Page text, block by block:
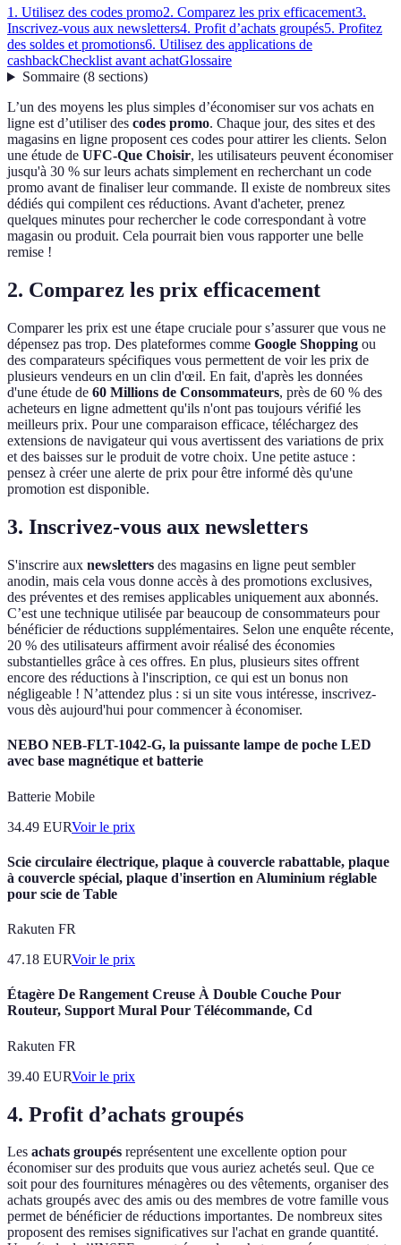
1. Utilisez des codes promo2. Comparez les prix efficacement3.
Inscrivez-vous aux newsletters4. Profit d’achats groupés5. Profitez
des soldes et promotions6. Utilisez des applications de
cashbackChecklist avant achatGlossaire
Sommaire(8 sections)
L’un des moyens les plus simples d’économiser sur vos achats en
ligne est d’utiliser des codes promo. Chaque jour, des sites et des
magasins en ligne proposent ces codes pour attirer les clients. Selon
une étude de UFC-Que Choisir, les utilisateurs peuvent économiser
jusqu'à 30 % sur leurs achats simplement en recherchant un code
promo avant de finaliser leur commande. Il existe de nombreux sites
dédiés qui compilent ces réductions. Avant d'acheter, prenez
quelques minutes pour rechercher le code correspondant à votre
magasin ou produit. Cela pourrait bien vous rapporter une belle
remise !
2. Comparez les prix efficacement
Comparer les prix est une étape cruciale pour s’assurer que vous ne
dépensez pas trop. Des plateformes comme Google Shopping ou
des comparateurs spécifiques vous permettent de voir les prix de
plusieurs vendeurs en un clin d'œil. En fait, d'après les données
d'une étude de 60 Millions de Consommateurs, près de 60 % des
acheteurs en ligne admettent qu'ils n'ont pas toujours vérifié les
meilleurs prix. Pour une comparaison efficace, téléchargez des
extensions de navigateur qui vous avertissent des variations de prix
et des baisses sur le produit de votre choix. Une petite astuce :
pensez à créer une alerte de prix pour être informé dès qu'une
promotion est disponible.
3. Inscrivez-vous aux newsletters
S'inscrire aux newsletters des magasins en ligne peut sembler
anodin, mais cela vous donne accès à des promotions exclusives,
des préventes et des remises applicables uniquement aux abonnés.
C’est une technique utilisée par beaucoup de consommateurs pour
bénéficier de réductions supplémentaires. Selon une enquête récente,
20 % des utilisateurs affirment avoir réalisé des économies
substantielles grâce à ces offres. En plus, plusieurs sites offrent
encore des réductions à l'inscription, ce qui est un bonus non
négligeable ! N’attendez plus : si un site vous intéresse, inscrivez-
vous dès aujourd'hui pour commencer à économiser.
NEBO NEB-FLT-1042-G, la puissante lampe de poche LED
avec base magnétique et batterie
Batterie Mobile
34.49 EURVoir le prix
Scie circulaire électrique, plaque à couvercle rabattable, plaque
à couvercle spécial, plaque d'insertion en Aluminium réglable
pour scie de Table
Rakuten FR
47.18 EURVoir le prix
Étagère De Rangement Creuse À Double Couche Pour
Routeur, Support Mural Pour Télécommande, Cd
Rakuten FR
39.40 EURVoir le prix
4. Profit d’achats groupés
Les achats groupés représentent une excellente option pour
économiser sur des produits que vous auriez achetés seul. Que ce
soit pour des fournitures ménagères ou des vêtements, organiser des
achats groupés avec des amis ou des membres de votre famille vous
permet de bénéficier de réductions importantes. De nombreux sites
proposent des remises significatives sur l'achat en grande quantité.